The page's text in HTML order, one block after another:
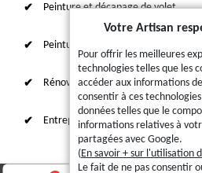
Peinture et décapage de volet
Peinture sur tuile et toiture
Rénovation intérieure 87
Entreprise de ravalement
Votre Artisan
Pour offrir les meilleures
technologies telles que les
accéder aux informations
consentir à ces
données telles que le
informations relatives à
partagées avec Google.
(En savoir + sur l'utilisation
Le fait de ne pas consentir